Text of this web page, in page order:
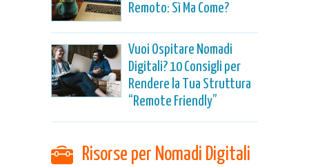
Remoto: Sì Ma Come?
Vuoi Ospitare Nomadi
Digitali? 10 Consigli per
Rendere la Tua Struttura
“Remote Friendly”
Risorse per Nomadi Digitali